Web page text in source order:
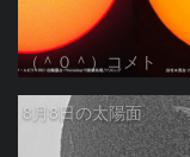
（＾０＾）コメト
8月8日の太陽面